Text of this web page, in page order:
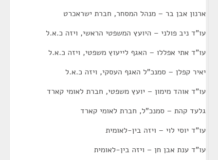
ארנון אבן בר – מנהל המסחר, חברת ישראכרט
עו"ד ניב פולני – היועץ המשפטי הראשי, ויזה כ.א.ל
עו"ד אתי אפללו – האגף לייעוץ משפטי, ויזה כ.א.ל
יאיר קפלן – סמנכ"ל האגף העסקי, ויזה כ.א.ל
עו"ד אוהד מימון – יועץ משפטי, חברת לאומי קארד
גלעד קהת – סמנכ"ל, חברת לאומי קארד
עו"ד יוסי לוי – ויזה בין-לאומית
עו"ד ענת אבן חן – ויזה בין-לאומית